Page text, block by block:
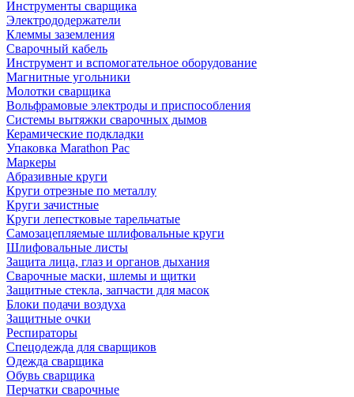
Инструменты сварщика
Электрододержатели
Клеммы заземления
Сварочный кабель
Инструмент и вспомогательное оборудование
Магнитные угольники
Молотки сварщика
Вольфрамовые электроды и приспособления
Системы вытяжки сварочных дымов
Керамические подкладки
Упаковка Marathon Pac
Маркеры
Абразивные круги
Круги отрезные по металлу
Круги зачистные
Круги лепестковые тарельчатые
Самозацепляемые шлифовальные круги
Шлифовальные листы
Защита лица, глаз и органов дыхания
Сварочные маски, шлемы и щитки
Защитные стекла, запчасти для масок
Блоки подачи воздуха
Защитные очки
Респираторы
Спецодежда для сварщиков
Одежда сварщика
Обувь сварщика
Перчатки сварочные